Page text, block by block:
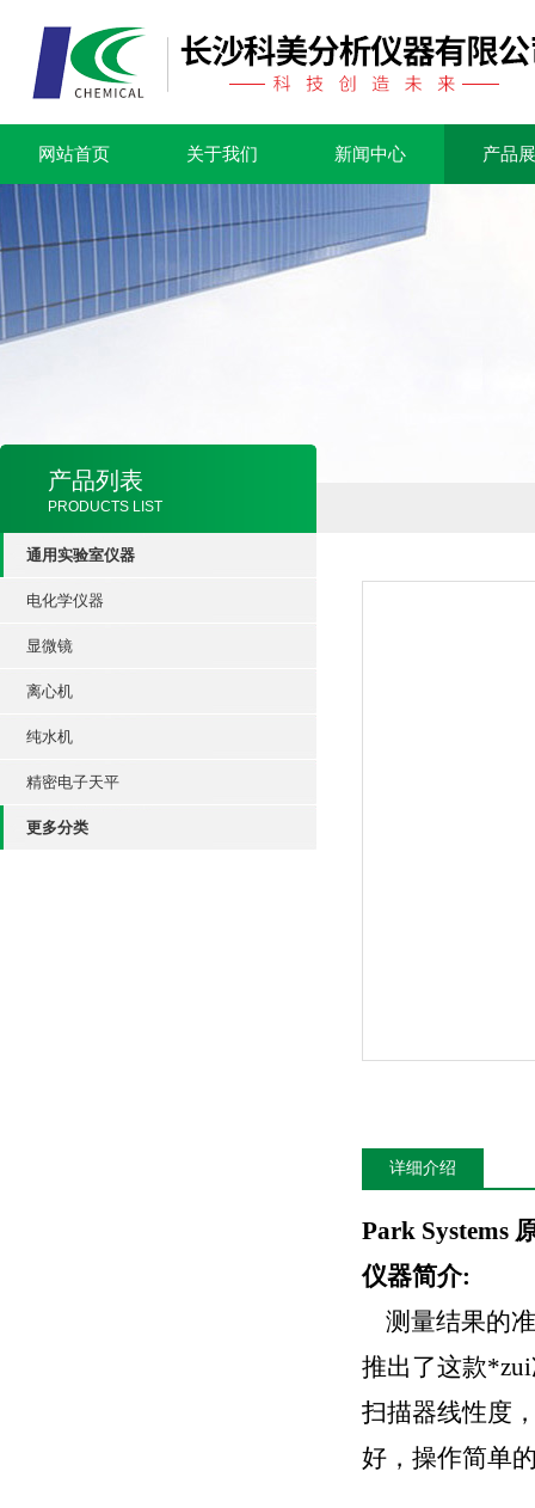
网站首页 关于我们 新闻中心 产品
产品列表
PRODUCTS LIST
通用实验室仪器
电化学仪器
显微镜
离心机
纯水机
精密电子天平
更多分类
详细介绍
Park Systems
仪器简介:
测量结果的
推出了这款
扫描器线性度
好，操作简单